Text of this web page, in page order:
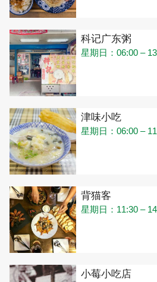
科记广东粥
星期日：06:00 –
津味小吃
星期日：06:00 –
背猫客
星期日：11:30 –
小莓小吃店